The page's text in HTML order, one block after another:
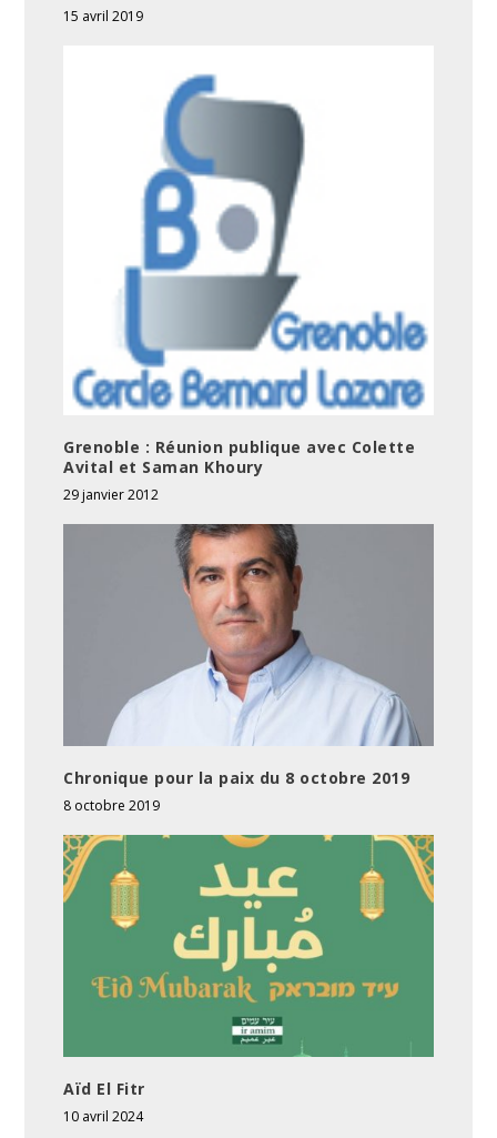
15 avril 2019
Grenoble : Réunion publique avec Colette
Avital et Saman Khoury
29 janvier 2012
Chronique pour la paix du 8 octobre 2019
8 octobre 2019
Aïd El Fitr
10 avril 2024